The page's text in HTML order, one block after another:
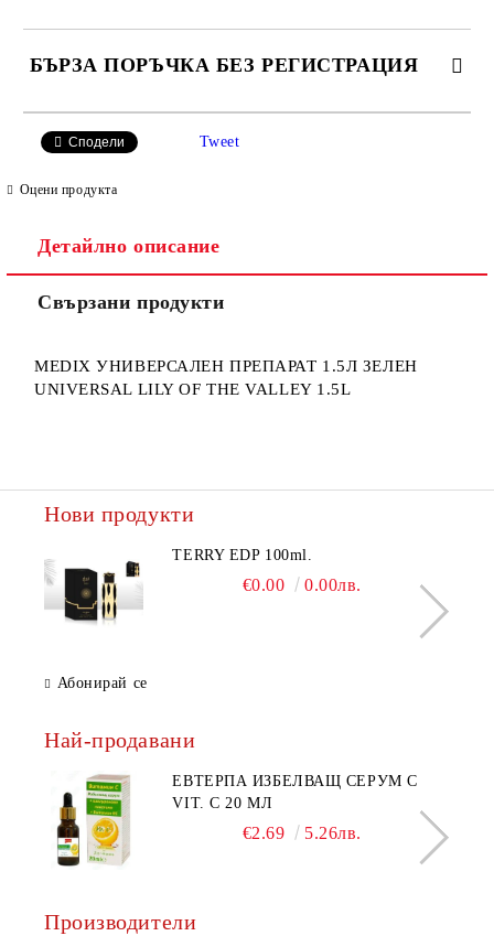
БЪРЗА ПОРЪЧКА БЕЗ РЕГИСТРАЦИЯ
Ние ще се свържем с вас в рамките на работния ден.
Сподели Tweet
Оцени продукта
Детайлно описание
Свързани продукти
MEDIX УНИВЕРСАЛЕН ПРЕПАРАТ 1.5Л ЗЕЛЕН
UNIVERSAL LILY OF THE VALLEY 1.5L
Нови продукти
TERRY EDP 100ml.
€0.00 0.00лв.
Абонирай се
Най-продавани
ЕВТЕРПА ИЗБЕЛВАЩ СЕРУМ С
VIT. C 20 МЛ
€2.69 5.26лв.
Производители